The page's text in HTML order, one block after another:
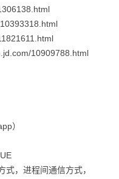
10909788.html
）
，进程间通信方式，